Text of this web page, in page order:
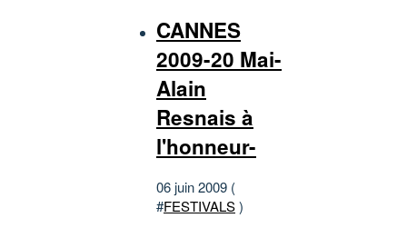
CANNES
2009-20 Mai-
Alain
Resnais à
l'honneur-
06 juin 2009 (
#FESTIVALS)